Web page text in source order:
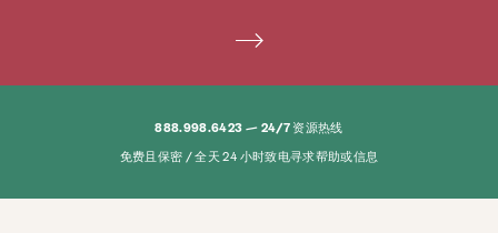
888.998.6423 — 24/7 资源热线
免费且保密 / 全天 24 小时致电寻求帮助或信息